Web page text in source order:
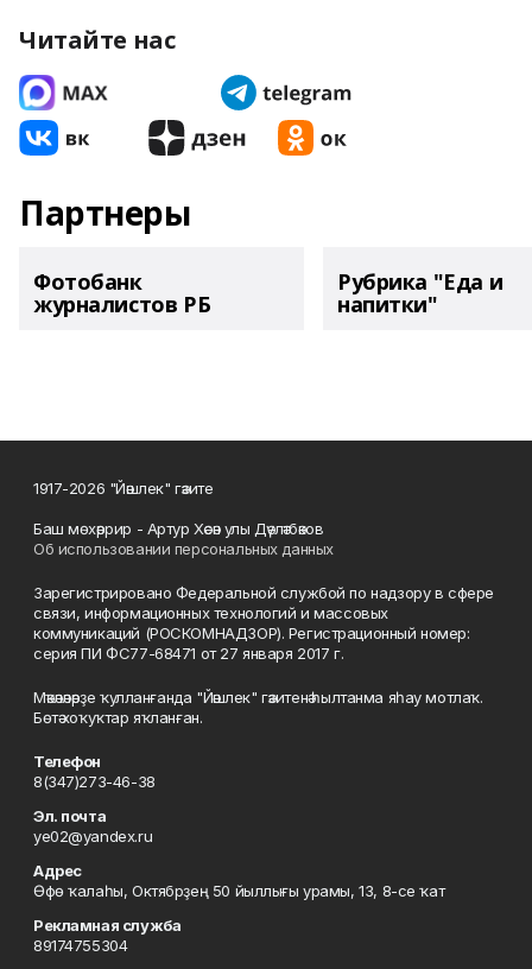
Читайте нас
Партнеры
Фотобанк
журналистов РБ
Рубрика "Еда и
напитки"
1917-2026 "Йәшлек" гәзите
Баш мөхәррир - Артур Хәсән улы Дәүләтбәков
Об использовании персональных данных
Зарегистрировано Федеральной службой по надзору в сфере
связи, информационных технологий и массовых
коммуникаций (РОСКОМНАДЗОР). Регистрационный номер:
серия ПИ ФС77-68471 от 27 января 2017 г.
Мәҡәләләрҙе ҡулланғанда "Йәшлек" гәзитенә һылтанма яһау мотлаҡ.
Бөтә хоҡуҡтар яҡланған.
Телефон
8(347)273-46-38
Эл. почта
ye02@yandex.ru
Адрес
Өфө ҡалаһы, Октябрҙең 50 йыллығы урамы, 13, 8-се ҡат
Рекламная служба
89174755304